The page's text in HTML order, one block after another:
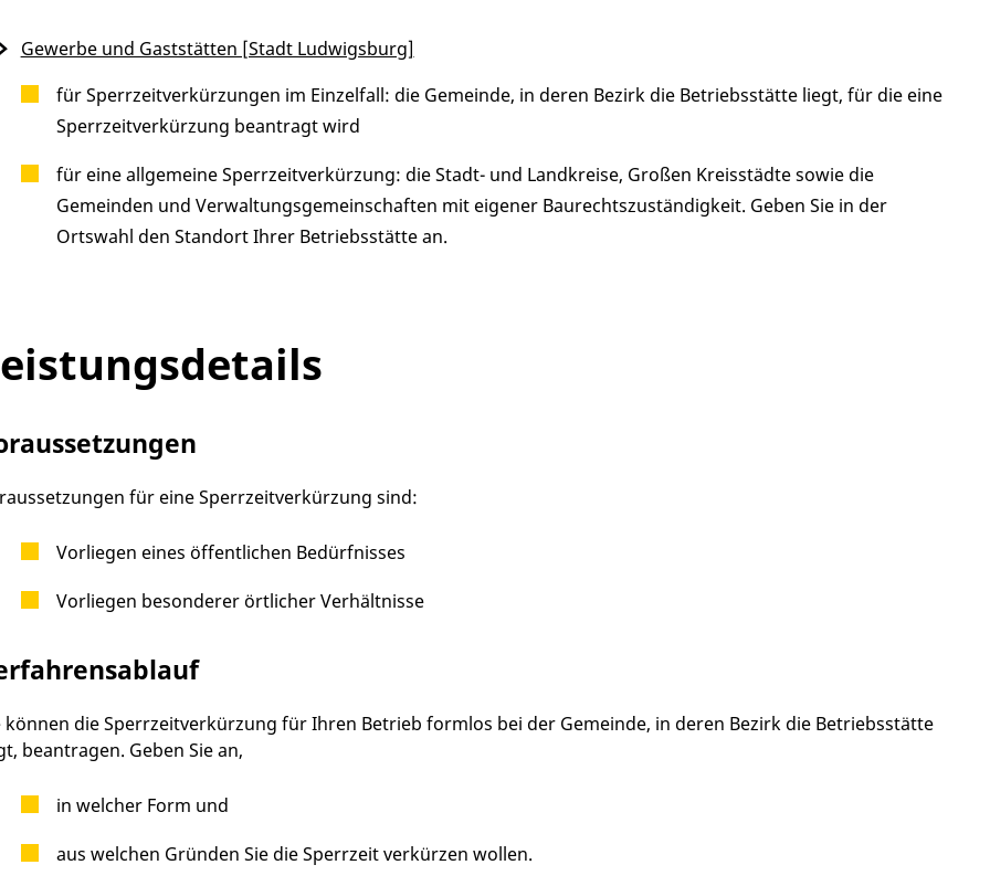
für Sperrzeitverkürzungen im Einzelfall: die Gemeinde, in deren Bezirk die Betriebsstätte liegt, für die eine
Sperrzeitverkürzung beantragt wird
für eine allgemeine Sperrzeitverkürzung: die Stadt- und Landkreise, Großen Kreisstädte sowie die
Gemeinden und Verwaltungsgemeinschaften mit eigener Baurechtszuständigkeit. Geben Sie in der
Ortswahl den Standort Ihrer Betriebsstätte an.
Gewerbe und Gaststätten [Stadt Ludwigsburg]
für eine Sperrzeitverkürzung sind:
Vorliegen eines öffentlichen Bedürfnisses
Vorliegen besonderer örtlicher Verhältnisse
können die Sperrzeitverkürzung für Ihren Betrieb formlos bei der Gemeinde, in deren Bezirk die Betriebsstätte
beantragen. Geben Sie an,
in welcher Form und
aus welchen Gründen Sie die Sperrzeit verkürzen wollen.